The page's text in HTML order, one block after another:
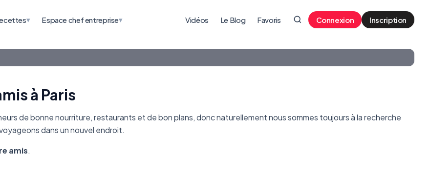
▾ Espace chef entreprise▾ Vidéos Le Blog Favoris Connexion Inscription
à Paris
de bonne nourriture, restaurants et de bon plans, donc naturellement nous sommes toujours à la recherche
dans un nouvel endroit.
amis.